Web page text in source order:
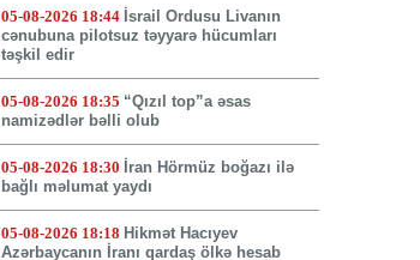
05-08-2026 18:44 İsrail Ordusu Livanın
cənubuna pilotsuz təyyarə hücumları
təşkil edir
05-08-2026 18:35 “Qızıl top”a əsas
namizədlər bəlli olub
05-08-2026 18:30 İran Hörmüz boğazı ilə
bağlı məlumat yaydı
05-08-2026 18:18 Hikmət Hacıyev
Azərbaycanın İranı qardaş ölkə hesab